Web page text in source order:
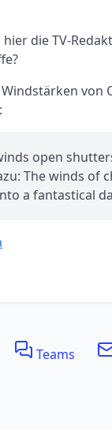
die TV-
von
open
The winds of
a fantastical
Teams